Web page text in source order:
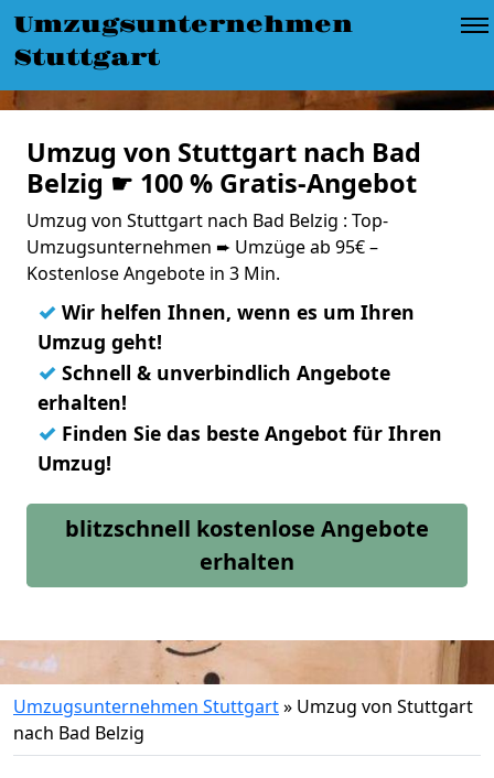
Umzugsunternehmen
Stuttgart
Umzug von Stuttgart nach Bad
Belzig ☛ 100 % Gratis-Angebot
Umzug von Stuttgart nach Bad Belzig : Top-
Umzugsunternehmen ➨ Umzüge ab 95€ –
Kostenlose Angebote in 3 Min.
✓ Wir helfen Ihnen, wenn es um Ihren
Umzug geht!
✓ Schnell & unverbindlich Angebote
erhalten!
✓ Finden Sie das beste Angebot für Ihren
Umzug!
blitzschnell kostenlose Angebote
erhalten
Umzugsunternehmen Stuttgart» Umzug von Stuttgart
nach Bad Belzig